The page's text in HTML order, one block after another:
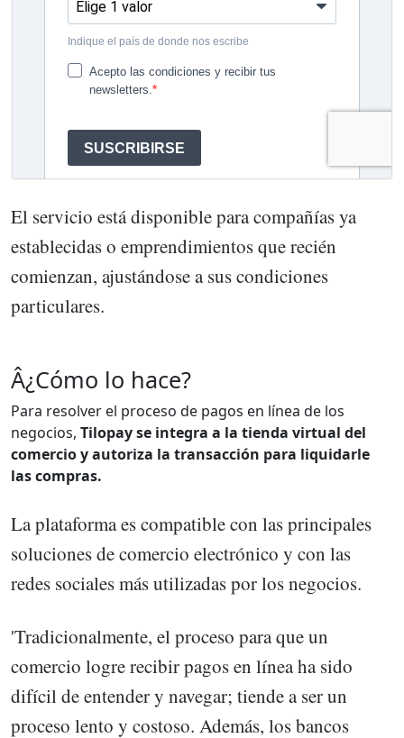
El servicio está disponible para compañías ya
establecidas o emprendimientos que recién
comienzan, ajustándose a sus condiciones
particulares.
Â¿Cómo lo hace?
Para resolver el proceso de pagos en línea de los
negocios, Tilopay se integra a la tienda virtual del
comercio y autoriza la transacción para liquidarle
las compras.
La plataforma es compatible con las principales
soluciones de comercio electrónico y con las
redes sociales más utilizadas por los negocios.
'Tradicionalmente, el proceso para que un
comercio logre recibir pagos en línea ha sido
difícil de entender y navegar; tiende a ser un
proceso lento y costoso. Además, los bancos